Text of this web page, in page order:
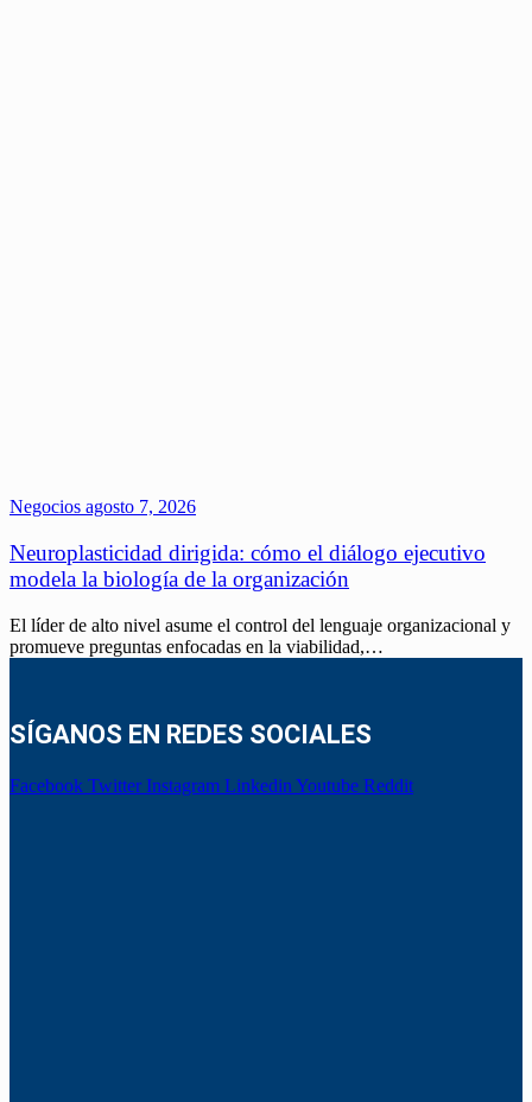
Negocios agosto 7, 2026
Neuroplasticidad dirigida: cómo el diálogo ejecutivo
modela la biología de la organización
El líder de alto nivel asume el control del lenguaje organizacional y
promueve preguntas enfocadas en la viabilidad,…
SÍGANOS EN REDES SOCIALES
Facebook Twitter Instagram Linkedin Youtube Reddit